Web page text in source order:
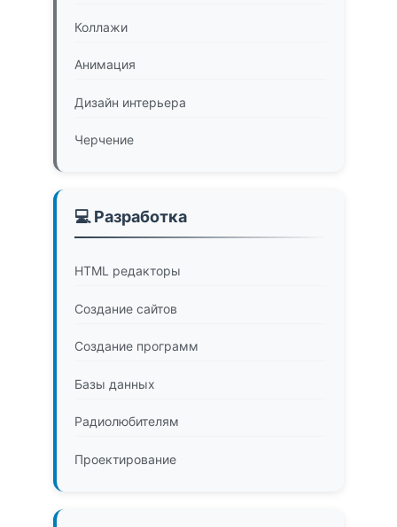
Коллажи
Анимация
Дизайн интерьера
Черчение
💻 Разработка
HTML редакторы
Создание сайтов
Создание программ
Базы данных
Радиолюбителям
Проектирование